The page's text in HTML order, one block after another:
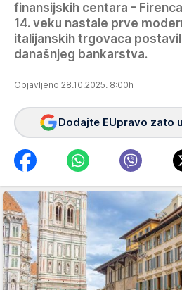
finansijskih centara -
14. veku nastale prve
italijanskih trgovaca
današnjeg bankarstva.
Objavljeno 28.10.2025. 8:00h
Dodajte EUpravo zato